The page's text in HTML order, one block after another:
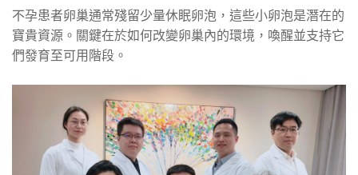
不孕患者卵巢通常殘留少量休眠卵泡，這些小卵泡是潛在的
寶貴資源。關鍵在於如何改變卵巢內的環境，喚醒並支持它
們發育至可用階段。